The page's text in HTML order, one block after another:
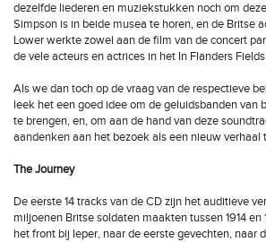
dezelfde liederen en muziekstukken noch om
Simpson is in beide musea te horen, en de Britse
Lower werkte zowel aan de film van de concert
de vele acteurs en actrices in het In Flanders
Als we dan toch op de vraag van de respectieve
leek het een goed idee om de geluidsbanden van
te brengen, en, om aan de hand van deze
aandenken aan het bezoek als een nieuw verhaal
The Journey
De eerste 14 tracks van de CD zijn het auditieve
miljoenen Britse soldaten maakten tussen 1914 en
het front bij Ieper, naar de eerste gevechten, naar